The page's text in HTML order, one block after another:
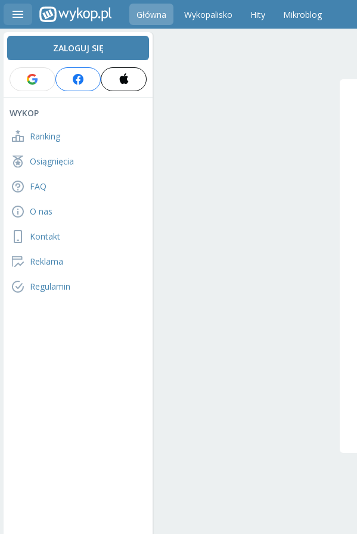
Główna Wykopalisko Hity Mikroblog
ZALOGUJ SIĘ
WYKOP
Ranking
Osiągnięcia
FAQ
O nas
Kontakt
Reklama
Regulamin